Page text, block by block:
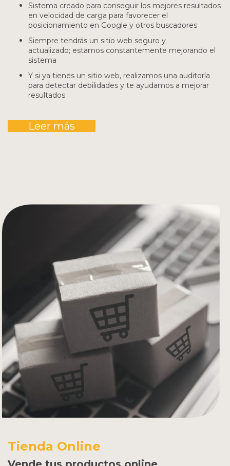
Sistema creado para conseguir los mejores resultados
en velocidad de carga para favorecer el
posicionamiento en Google y otros buscadores
Siempre tendrás un sitio web seguro y
actualizado; estamos constantemente mejorando el
sistema
Y si ya tienes un sitio web, realizamos una auditoría
para detectar debilidades y te ayudamos a mejorar
resultados
Leer más
Tienda Online